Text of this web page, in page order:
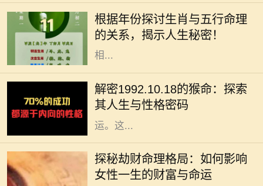
根据年份探讨生肖与五行命理
的关系，揭示人生秘密！
理学中两个重要的元素。每一个生肖
年都有其独特的五行属性，这不仅影
响着个人的性格特征，还与命运息息
相...
解密1992.10.18的猴命：探索
其人生与性格密码
在中华文化中，十二生肖不仅仅是一
种标志，更蕴含着丰富的哲学和人生
智慧。我们今天要探讨的是1992年
10月18日出生的猴命人的性格与命
运。这...
探秘劫财命理格局：如何影响
女性一生的财富与命运
在命理学中，劫财格局常常被视为一
种特殊的命理趋势，尤其对女性而
言，它不仅影响着她的财富，还深刻
影响着她的生活与人际关系。了解这